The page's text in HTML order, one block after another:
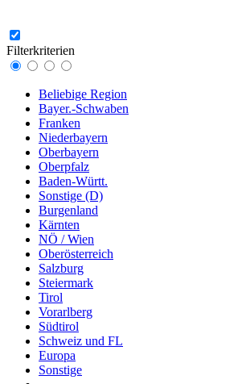
Filterkriterien
Beliebige Region
Bayer.-Schwaben
Franken
Niederbayern
Oberbayern
Oberpfalz
Baden-Württ.
Sonstige (D)
Burgenland
Kärnten
NÖ / Wien
Oberösterreich
Salzburg
Steiermark
Tirol
Vorarlberg
Südtirol
Schweiz und FL
Europa
Sonstige